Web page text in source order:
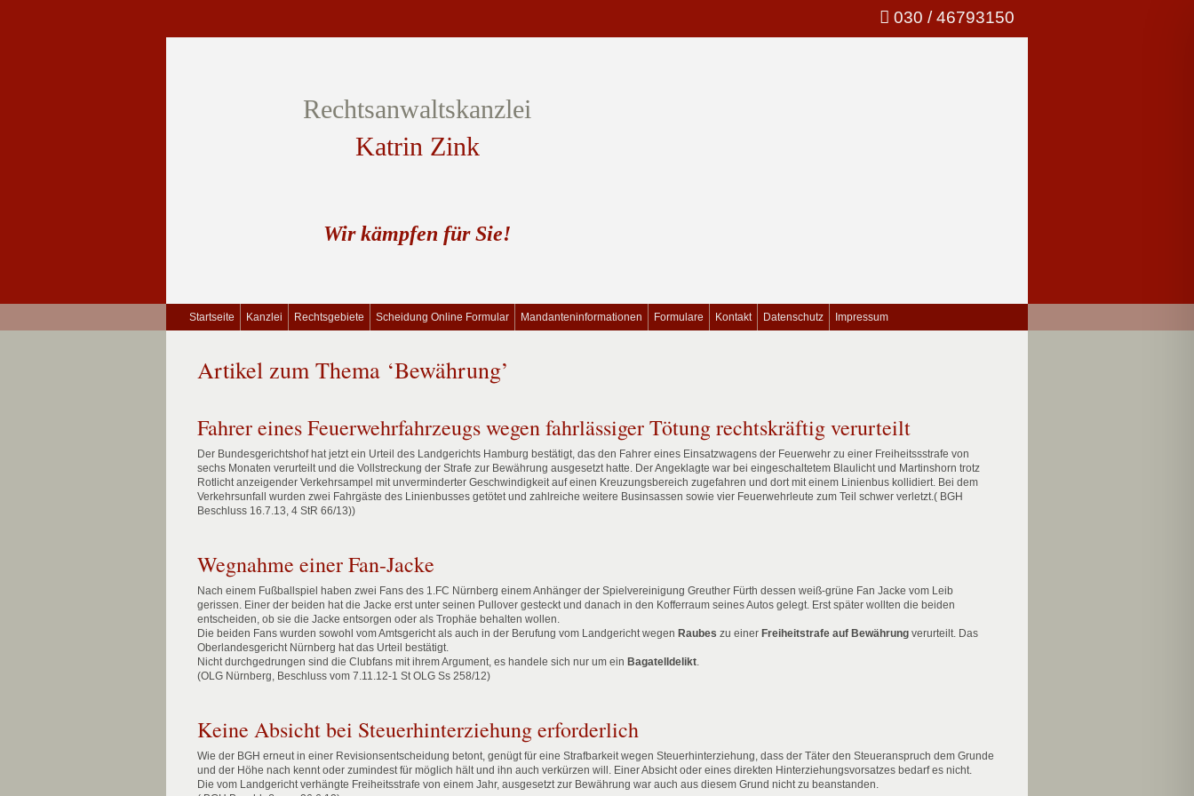
030 / 46793150
Rechtsanwaltskanzlei
Katrin Zink
Wir kämpfen für Sie!
Startseite Kanzlei Rechtsgebiete Scheidung Online Formular Mandanteninformationen Formulare Kontakt Datenschutz Impressum
Artikel zum Thema ‘Bewährung’
Fahrer eines Feuerwehrfahrzeugs wegen fahrlässiger Tötung rechtskräftig verurteilt
Der Bundesgerichtshof hat jetzt ein Urteil des Landgerichts Hamburg bestätigt, das den Fahrer eines Einsatzwagens der Feuerwehr zu einer Freiheitssstrafe von
sechs Monaten verurteilt und die Vollstreckung der Strafe zur Bewährung ausgesetzt hatte. Der Angeklagte war bei eingeschaltetem Blaulicht und Martinshorn trotz
Rotlicht anzeigender Verkehrsampel mit unverminderter Geschwindigkeit auf einen Kreuzungsbereich zugefahren und dort mit einem Linienbus kollidiert. Bei dem
Verkehrsunfall wurden zwei Fahrgäste des Linienbusses getötet und zahlreiche weitere Businsassen sowie vier Feuerwehrleute zum Teil schwer verletzt.( BGH
Beschluss 16.7.13, 4 StR 66/13))
Wegnahme einer Fan-Jacke
Nach einem Fußballspiel haben zwei Fans des 1.FC Nürnberg einem Anhänger der Spielvereinigung Greuther Fürth dessen weiß-grüne Fan Jacke vom Leib
gerissen. Einer der beiden hat die Jacke erst unter seinen Pullover gesteckt und danach in den Kofferraum seines Autos gelegt. Erst später wollten die beiden
entscheiden, ob sie die Jacke entsorgen oder als Trophäe behalten wollen.
Die beiden Fans wurden sowohl vom Amtsgericht als auch in der Berufung vom Landgericht wegen Raubes zu einer Freiheitstrafe auf Bewährung verurteilt. Das
Oberlandesgericht Nürnberg hat das Urteil bestätigt.
Nicht durchgedrungen sind die Clubfans mit ihrem Argument, es handele sich nur um ein Bagatelldelikt.
(OLG Nürnberg, Beschluss vom 7.11.12-1 St OLG Ss 258/12)
Keine Absicht bei Steuerhinterziehung erforderlich
Wie der BGH erneut in einer Revisionsentscheidung betont, genügt für eine Strafbarkeit wegen Steuerhinterziehung, dass der Täter den Steueranspruch dem Grunde
und der Höhe nach kennt oder zumindest für möglich hält und ihn auch verkürzen will. Einer Absicht oder eines direkten Hinterziehungsvorsatzes bedarf es nicht.
Die vom Landgericht verhängte Freiheitsstrafe von einem Jahr, ausgesetzt zur Bewährung war auch aus diesem Grund nicht zu beanstanden.